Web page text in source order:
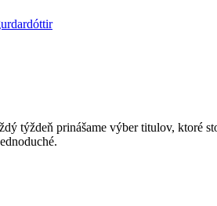
týždeň prinášame výber titulov, ktoré